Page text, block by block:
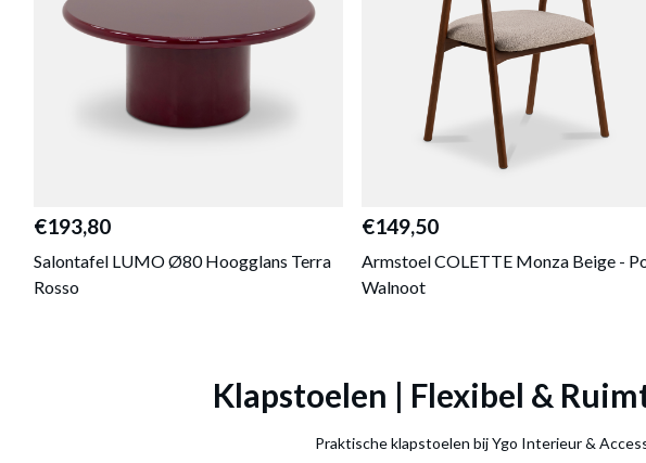
€193,80
Salontafel LUMO Ø80 Hoogglans Terra
Rosso
€149,50
Armstoel COLETTE Monza Beige -
Walnoot
Klapstoelen | Flexibel &
Praktische klapstoelen bij Ygo Interieur &